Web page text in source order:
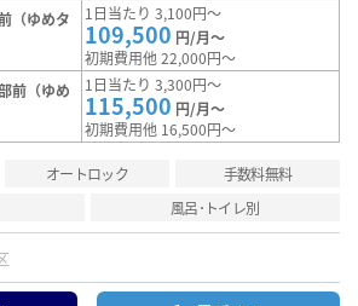
（ゆめタ
1日当たり 3,100円～
109,500 円/月～
初期費用他 22,000円～
前（ゆめ
1日当たり 3,300円～
115,500 円/月～
初期費用他 16,500円～
オートロック
手数料無料
風呂･トイレ別